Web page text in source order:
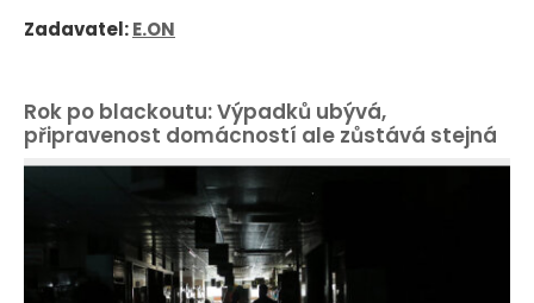
Zadavatel:E.ON
Rok po blackoutu: Výpadků ubývá,
připravenost domácností ale zůstává stejná